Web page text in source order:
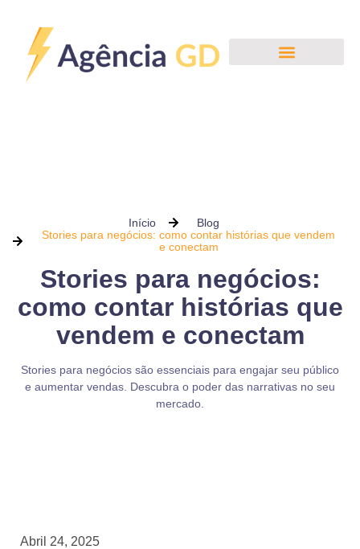
Início
Blog
Stories para negócios: como contar histórias que vendem
e conectam
Stories para negócios:
como contar histórias que
vendem e conectam
Stories para negócios são essenciais para engajar seu público
e aumentar vendas. Descubra o poder das narrativas no seu
mercado.
Abril 24, 2025